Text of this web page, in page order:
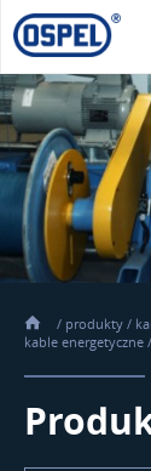
/ produkty /
kable energetyczne /